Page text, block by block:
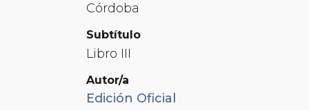
Córdoba
Subtítulo
Libro III
Autor/a
Edición Oficial